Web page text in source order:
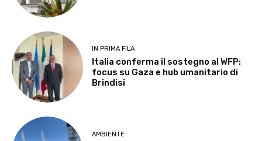
IN PRIMA FILA
Italia conferma il sostegno al WFP:
focus su Gaza e hub umanitario di
Brindisi
AMBIENTE